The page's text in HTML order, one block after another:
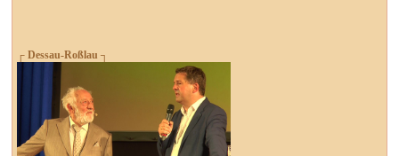
┌ Dessau-Roßlau ┐